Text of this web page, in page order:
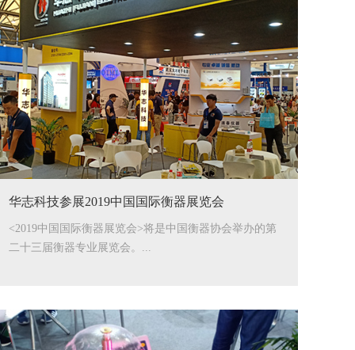
华志科技参展2019中国国际衡器展览会
<2019中国国际衡器展览会>将是中国衡器协会举办的第
二十三届衡器专业展览会。...